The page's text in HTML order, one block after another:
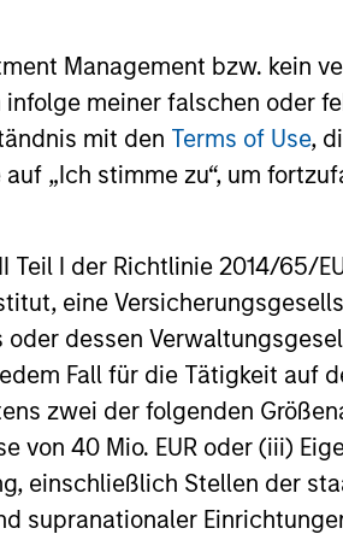
Management bzw. kein
meiner falschen oder
mit den Terms of Use,
„Ich stimme zu“, um
I der Richtlinie 2014/65/
eine
dessen
Fall für die Tätigkeit auf
zwei der folgenden
40 Mio. EUR oder (iii)
einschließlich Stellen der
supranationaler
fallen. Es ist daher möglich, dass
des laufenden Jahres sind nicht
und -risiken sowie den Kosten
Wert einer Anlage zu einer
kann.
in Ländern verfügbar sind, in denen
ursprünglich angelegten Betrag
Fonds unter Ressourcen, die
(wie Investmentfonds,
Konten) berechnet, die seit
Das Rating wird anhand der
Produkts berücksichtigt.
der Produkte in jeder Kategorie